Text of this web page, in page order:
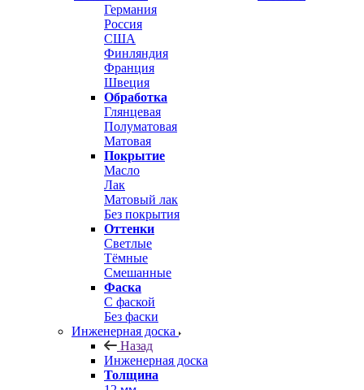
Германия
Россия
США
Финляндия
Франция
Швеция
Обработка
Глянцевая
Полуматовая
Матовая
Покрытие
Масло
Лак
Матовый лак
Без покрытия
Оттенки
Светлые
Тёмные
Смешанные
Фаска
С фаской
Без фаски
Инженерная доска
Назад
Инженерная доска
Толщина